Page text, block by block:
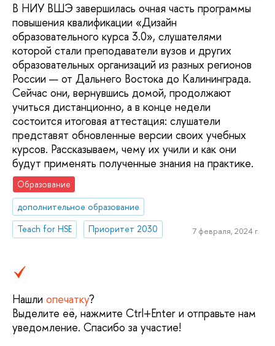
В НИУ ВШЭ завершилась очная часть программы
повышения квалификации «Дизайн
образовательного курса 3.0», слушателями
которой стали преподаватели вузов и других
образовательных организаций из разных регионов
России — от Дальнего Востока до Калининграда.
Сейчас они, вернувшись домой, продолжают
учиться дистанционно, а в конце недели
состоится итоговая аттестация: слушатели
представят обновленные версии своих учебных
курсов. Рассказываем, чему их учили и как они
будут применять полученные знания на практике.
Образование
дополнительное образование
Teach for HSE
Приоритет 2030 7 февраля, 2024 г.
Нашли опечатку?
Выделите её, нажмите Ctrl+Enter и отправьте нам
уведомление. Спасибо за участие!